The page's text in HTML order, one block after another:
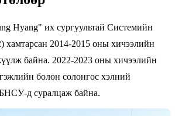
Hyang" их сургуультай Системийн
хамтарсан 2014-2015 оны хичээлийн
байна. 2022-2023 оны хичээлийн
болон солонгос хэлний
д суралцаж байна.